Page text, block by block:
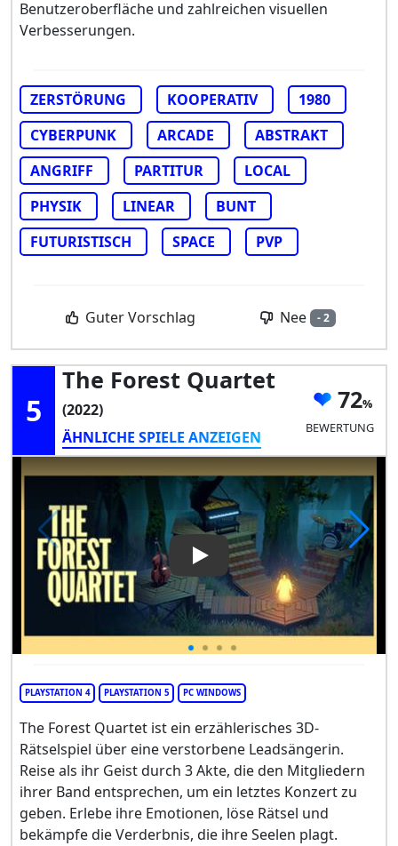
Benutzeroberfläche und zahlreichen visuellen
Verbesserungen.
ZERSTÖRUNG KOOPERATIV
1980
CYBERPUNK
ARCADE
ABSTRAKT
ANGRIFF
PARTITUR
LOCAL
PHYSIK
LINEAR
BUNT
FUTURISTISCH
SPACE PVP
Guter Vorschlag Nee - 2
5
The Forest Quartet
(2022)
ÄHNLICHE SPIELE ANZEIGEN
72
BEWERTUNG
Play Video: The Forest
PLAYSTATION 4 PLAYSTATION 5 PC WINDOWS
The Forest Quartet ist ein erzählerisches 3D-
Rätselspiel über eine verstorbene Leadsängerin.
Reise als ihr Geist durch 3 Akte, die den Mitgliedern
ihrer Band entsprechen, um ein letztes Konzert zu
geben. Erlebe ihre Emotionen, löse Rätsel und
bekämpfe die Verderbnis, die ihre Seelen plagt.